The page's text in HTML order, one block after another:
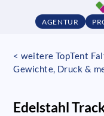
AGENTUR
< weitere TopTent
Gewichte, Druck &
Edelstahl